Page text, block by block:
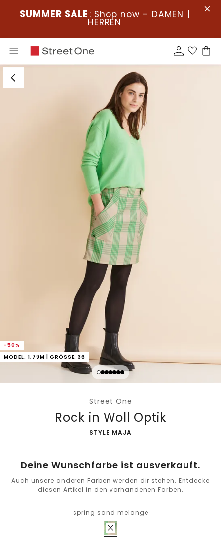
SUMMER SALE : Shop now - DAMEN |
HERREN
-50%
MODEL: 1,79M | GRÖSSE: 36
Street One
Rock in Woll Optik
-
STYLE MAJA
Deine Wunschfarbe ist ausverkauft.
Auch unsere anderen Farben werden dir stehen. Entdecke
diesen Artikel in den vorhandenen Farben.
spring sand melange